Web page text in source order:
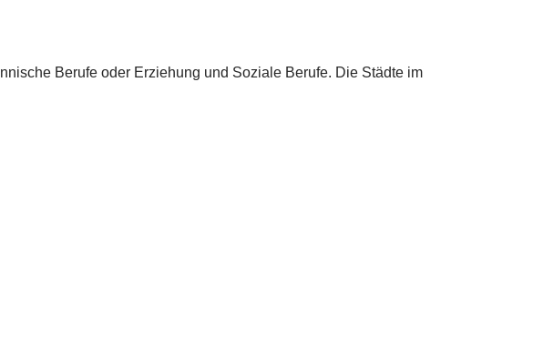
Berufe oder Erziehung und Soziale Berufe. Die Städte im